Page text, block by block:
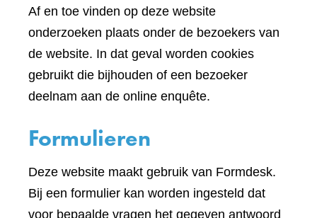
Af en toe vinden op deze website
onderzoeken plaats onder de bezoekers van
de website. In dat geval worden cookies
gebruikt die bijhouden of een bezoeker
deelnam aan de online enquête.
Formulieren
Deze website maakt gebruik van Formdesk.
Bij een formulier kan worden ingesteld dat
voor bepaalde vragen het gegeven antwoord